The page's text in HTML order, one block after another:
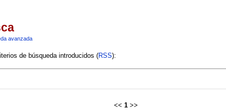
avanzada
de búsqueda introducidos (RSS):
<< 1 >>